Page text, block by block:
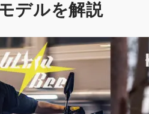
デルを解説